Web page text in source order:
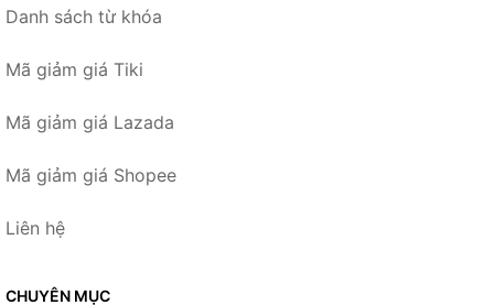
Danh sách từ khóa
Mã giảm giá Tiki
Mã giảm giá Lazada
Mã giảm giá Shopee
Liên hệ
CHUYÊN MỤC